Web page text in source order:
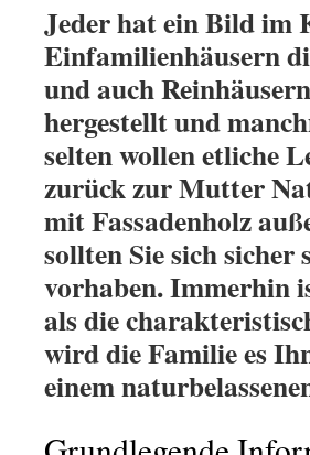
Jeder hat ein Bild im
Einfamilienhäusern
und auch
hergestellt und
selten wollen etliche
zurück zur Mutter
mit Fassadenholz
sollten Sie sich sicher
vorhaben. Immerhin
als die
wird die Familie es
einem